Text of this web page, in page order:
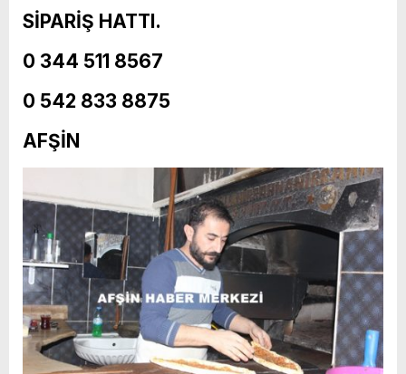
SİPARİŞ HATTI.
0 344 511 8567
0 542 833 8875
AFŞİN